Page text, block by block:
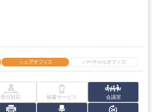
シェアオフィス バーチャルオフィス
受付対応 秘書サービス 会議室